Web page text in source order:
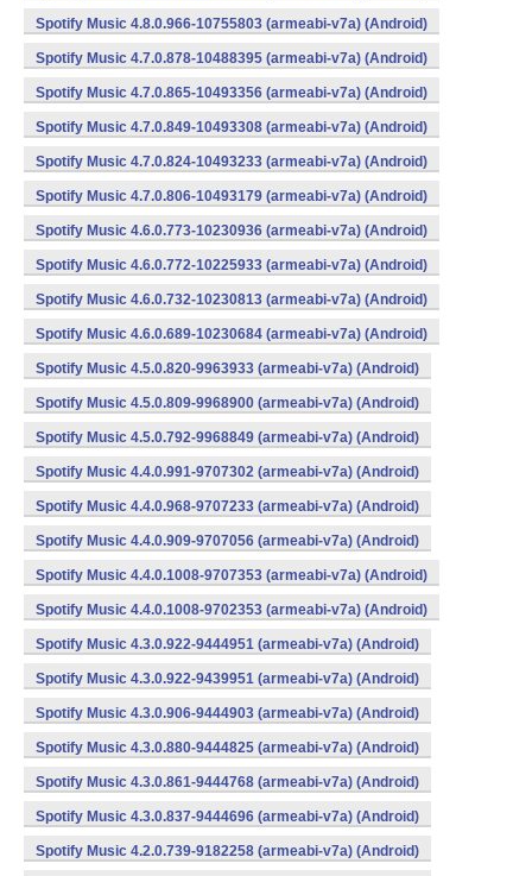
Spotify Music 4.8.0.966-10755803 (armeabi-v7a) (Android)
Spotify Music 4.7.0.878-10488395 (armeabi-v7a) (Android)
Spotify Music 4.7.0.865-10493356 (armeabi-v7a) (Android)
Spotify Music 4.7.0.849-10493308 (armeabi-v7a) (Android)
Spotify Music 4.7.0.824-10493233 (armeabi-v7a) (Android)
Spotify Music 4.7.0.806-10493179 (armeabi-v7a) (Android)
Spotify Music 4.6.0.773-10230936 (armeabi-v7a) (Android)
Spotify Music 4.6.0.772-10225933 (armeabi-v7a) (Android)
Spotify Music 4.6.0.732-10230813 (armeabi-v7a) (Android)
Spotify Music 4.6.0.689-10230684 (armeabi-v7a) (Android)
Spotify Music 4.5.0.820-9963933 (armeabi-v7a) (Android)
Spotify Music 4.5.0.809-9968900 (armeabi-v7a) (Android)
Spotify Music 4.5.0.792-9968849 (armeabi-v7a) (Android)
Spotify Music 4.4.0.991-9707302 (armeabi-v7a) (Android)
Spotify Music 4.4.0.968-9707233 (armeabi-v7a) (Android)
Spotify Music 4.4.0.909-9707056 (armeabi-v7a) (Android)
Spotify Music 4.4.0.1008-9707353 (armeabi-v7a) (Android)
Spotify Music 4.4.0.1008-9702353 (armeabi-v7a) (Android)
Spotify Music 4.3.0.922-9444951 (armeabi-v7a) (Android)
Spotify Music 4.3.0.922-9439951 (armeabi-v7a) (Android)
Spotify Music 4.3.0.906-9444903 (armeabi-v7a) (Android)
Spotify Music 4.3.0.880-9444825 (armeabi-v7a) (Android)
Spotify Music 4.3.0.861-9444768 (armeabi-v7a) (Android)
Spotify Music 4.3.0.837-9444696 (armeabi-v7a) (Android)
Spotify Music 4.2.0.739-9182258 (armeabi-v7a) (Android)